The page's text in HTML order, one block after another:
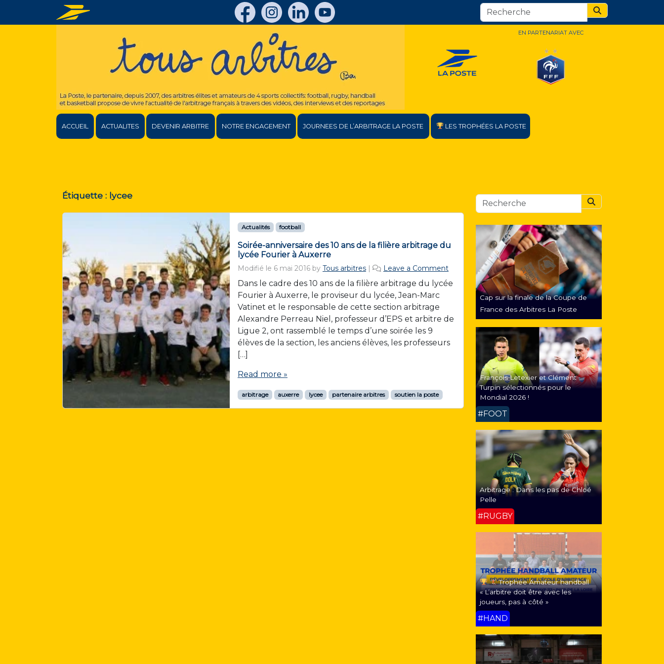
Search
EN PARTENARIAT AVEC
ACCUEIL ACTUALITES DEVENIR ARBITRE NOTRE ENGAGEMENT JOURNEES DE L’ARBITRAGE LA POSTE LES TROPHÉES LA POSTE
Étiquette : lycee
Actualités football
Soirée-anniversaire des 10 ans de la filière arbitrage du
lycée Fourier à Auxerre
Modifié le 6 mai 2016by Tous arbitres | Leave a Comment
Dans le cadre des 10 ans de la filière arbitrage du lycée
Fourier à Auxerre, le proviseur du lycée, Jean-Marc
Vatinet et le responsable de cette section arbitrage
Alexandre Perreau Niel, professeur d’EPS et arbitre de
Ligue 2, ont rassemblé le temps d’une soirée les 9
élèves de la section, les anciens élèves, les professeurs
[…]
Read more »
arbitrage auxerre lycee partenaire arbitres soutien la poste
Search
Cap sur la finale de la Coupe de
France des Arbitres La Poste
François Letexier et Clément
Turpin sélectionnés pour le
Mondial 2026 !
#FOOT
Arbitrage : Dans les pas de Chloé
Pelle
#RUGBY
Trophée Amateur handball
« L’arbitre doit être avec les
joueurs, pas à côté »
#HAND